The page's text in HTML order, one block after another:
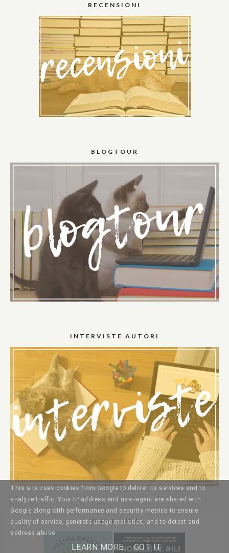
RECENSIONI
BLOGTOUR
INTERVISTE AUTORI
IN LETTURA
This site uses cookies from Google to deliver its services and to
analyze traffic. Your IP address and user-agent are shared with
Google along with performance and security metrics to ensure
quality of service, generate usage statistics, and to detect and
address abuse.
LEARN MORE GOT IT